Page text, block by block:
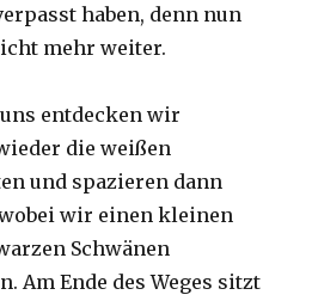
haben, denn nun
mehr weiter.
entdecken wir
die weißen
und spazieren dann
wir einen kleinen
Schwänen
Am Ende des Weges sitzt